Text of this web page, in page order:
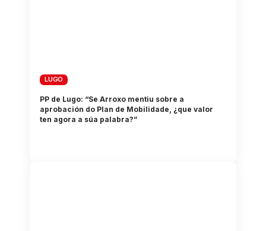
LUGO
PP de Lugo: “Se Arroxo mentiu sobre a
aprobación do Plan de Mobilidade, ¿que valor
ten agora a súa palabra?”